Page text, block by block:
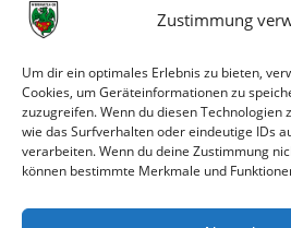
Zustimmung
Um dir ein optimales Erlebnis zu bieten,
Cookies, um Geräteinformationen zu
zuzugreifen. Wenn du diesen Technologien
wie das Surfverhalten oder eindeutige IDs
verarbeiten. Wenn du deine Zustimmung
können bestimmte Merkmale und
31. Juli 2026
30. Juli 2026
Deine Spielminute: 89+1
28. Juli 2026
Neuer Rückensponsor